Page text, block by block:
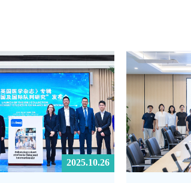
2025.10.26